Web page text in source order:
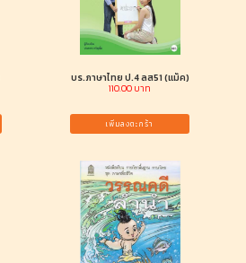
บร.ภาษาไทย ป.4 ลส51 (แม็ค)
110.00 บาท
เพิ่มลงตะกร้า